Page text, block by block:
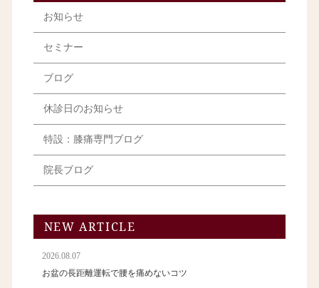
お知らせ
セミナー
ブログ
休診日のお知らせ
特設：膝痛専門ブログ
院長ブログ
NEW ARTICLE
2026.08.07
お盆の長距離運転で腰を痛めないコツ